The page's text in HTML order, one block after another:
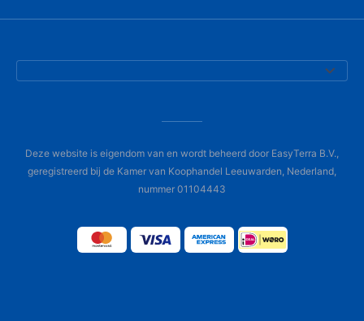
Deze website is eigendom van en wordt beheerd door EasyTerra B.V.,
geregistreerd bij de Kamer van Koophandel Leeuwarden, Nederland,
nummer 01104443